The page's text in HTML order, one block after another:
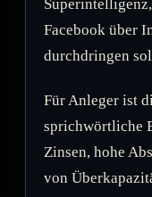
Facebook über
durchdringen
Für Anleger ist
sprichwörtliche
Zinsen, hohe
von